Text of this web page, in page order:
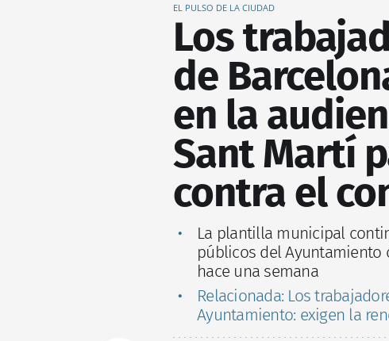
EL PULSO DE LA CIUDAD
Los
de
en la
Sant Martí
contra el
La plantilla municipal
públicos del Ayuntamiento
hace una semana
Relacionada: Los
Ayuntamiento: exigen la